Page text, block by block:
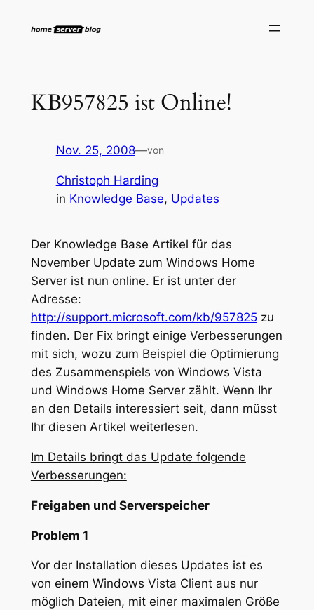
Inhalt
KB957825 ist Online!
Nov. 25, 2008—von
Christoph Harding
in Knowledge Base, Updates
Der Knowledge Base Artikel für das
November Update zum Windows Home
Server ist nun online. Er ist unter der
Adresse:
http://support.microsoft.com/kb/957825zu
finden. Der Fix bringt einige Verbesserungen
mit sich, wozu zum Beispiel die Optimierung
des Zusammenspiels von Windows Vista
und Windows Home Server zählt. Wenn Ihr
an den Details interessiert seit, dann müsst
Ihr diesen Artikel weiterlesen.
Im Details bringt das Update folgende
Verbesserungen:
Freigaben und Serverspeicher
Problem 1
Vor der Installation dieses Updates ist es
von einem Windows Vista Client aus nur
möglich Dateien, mit einer maximalen Größe